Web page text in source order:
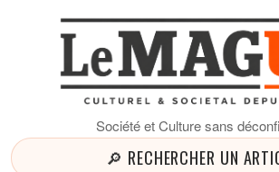
Société et Culture sans
🔎 RECHERCHER UN